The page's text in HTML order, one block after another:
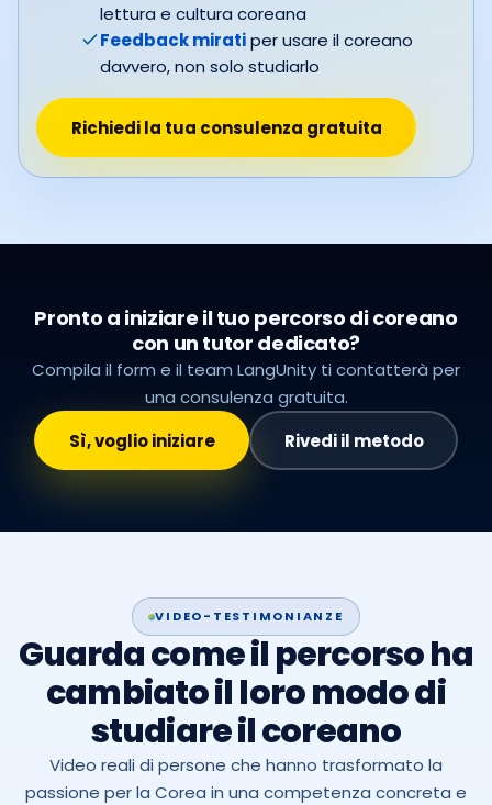
lettura e cultura coreana
Feedback miratiper usare il coreano
davvero, non solo studiarlo
Richiedi la tua consulenza gratuita
Pronto a iniziare il tuo percorso di coreano
con un tutor dedicato?
Compila il form e il team LangUnity ti contatterà per
una consulenza gratuita.
Sì, voglio iniziare
Rivedi il metodo
VIDEO-TESTIMONIANZE
Guarda come il percorso ha
cambiato il loro modo di
studiare il coreano
Video reali di persone che hanno trasformato la
passione per la Corea in una competenza concreta e